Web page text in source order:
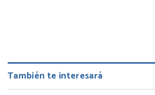
También te interesará